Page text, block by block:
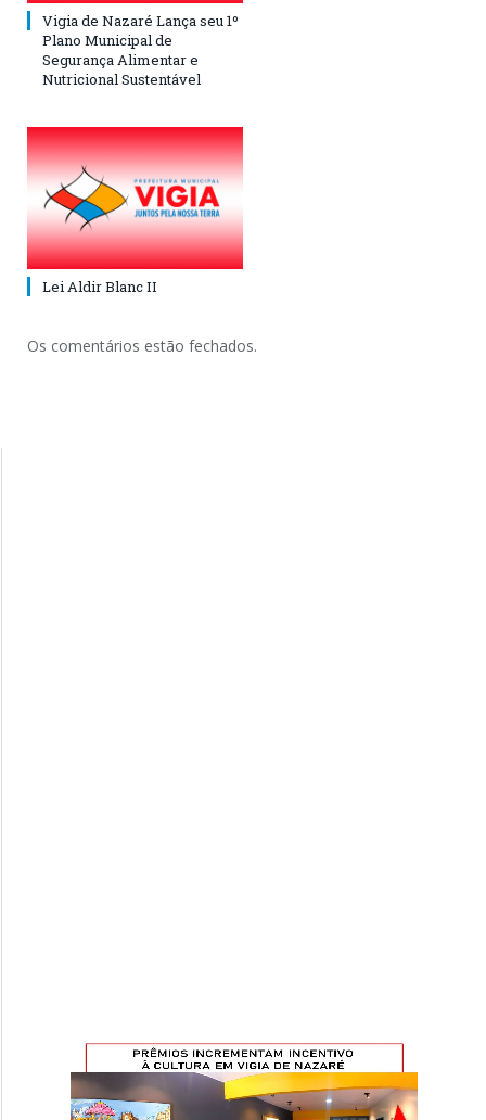
Vigia de Nazaré Lança seu 1º
Plano Municipal de
Segurança Alimentar e
Nutricional Sustentável
Lei Aldir Blanc II
Os comentários estão fechados.